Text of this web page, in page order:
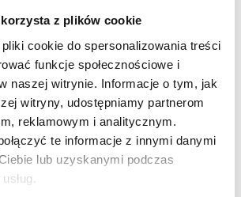
z plików cookie
cookie do spersonalizowania treści
funkcje społecznościowe i
naszej witrynie. Informacje o tym, jak
witryny, udostępniamy partnerom
reklamowym i analitycznym.
te informacje z innymi danymi
lub uzyskanymi podczas
bezpieczeństwa schodów
o wymagania Rozporządzenia (UE)
ogólnego bezpieczeństwa produktów
są prawidłowo zamocowane i
użyciem. Sprawdź stan techniczny
i sprawność mechanizmów. Nie